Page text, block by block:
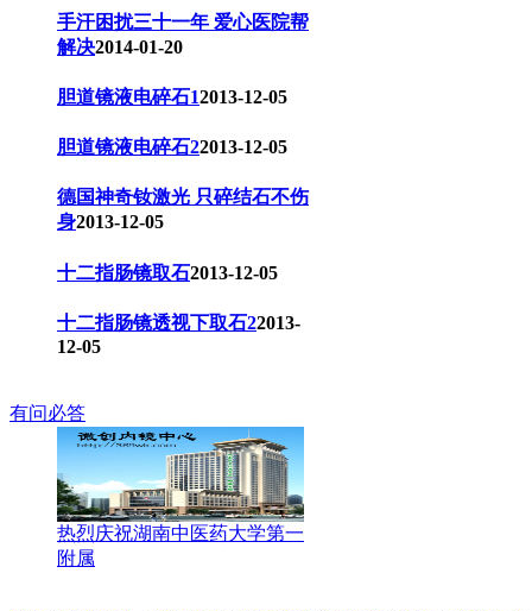
手汗困扰三十一年 爱心医院帮
解决2014-01-20
胆道镜液电碎石12013-12-05
胆道镜液电碎石22013-12-05
德国神奇钕激光 只碎结石不伤
身2013-12-05
十二指肠镜取石2013-12-05
十二指肠镜透视下取石22013-
12-05
有问必答
热烈庆祝湖南中医药大学第一
附属